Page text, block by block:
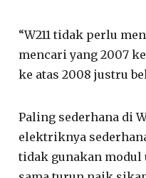
“W211 tidak perlu
mencari yang 2007
ke atas 2008 justru
Paling sederhana di
elektriknya
tidak gunakan modul